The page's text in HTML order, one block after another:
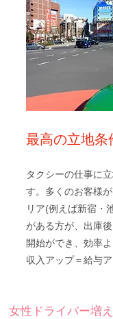
最高の立地条
タクシーの仕事に
す。多くのお客様
リア(例えば新宿・
がある方が、出庫
開始ができ、効率
収入アップ＝給与
女性ドライバー増